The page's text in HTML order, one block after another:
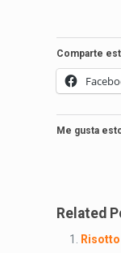
Comparte
Me gusta
Related